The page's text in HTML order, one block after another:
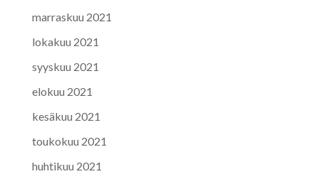
marraskuu 2021
lokakuu 2021
syyskuu 2021
elokuu 2021
kesäkuu 2021
toukokuu 2021
huhtikuu 2021